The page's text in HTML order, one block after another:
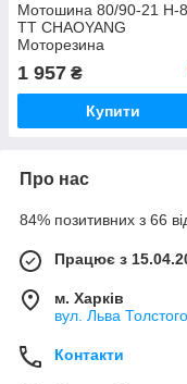
Мотошина 80/90-21 H-
ТТ CHAOYANG
Моторезина
1 957 ₴
Купити
Про нас
84% позитивних з 66
Працює з
м. Харків
вул. Льва
Контакти